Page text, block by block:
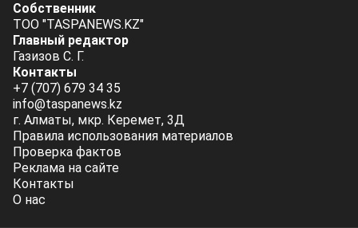
Собственник
ТОО "TASPANEWS.KZ"
Главный редактор
Газизов С. Г.
Контакты
+7 (707) 679 34 35
info@taspanews.kz
г. Алматы, мкр. Керемет, 3Д
Правила использования материалов
Проверка фактов
Реклама на сайте
Контакты
О нас